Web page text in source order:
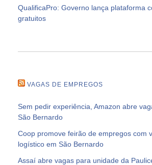
QualificaPro: Governo lança plataforma
gratuitos
VAGAS DE EMPREGOS
Sem pedir experiência, Amazon abre
São Bernardo
Coop promove feirão de empregos com
logístico em São Bernardo
Assaí abre vagas para unidade da